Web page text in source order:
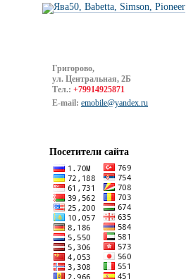
Ява50, Babetta, Simson, Pioneer
Григорово,
ул. Центральная, 2Б
Тел.: +79914925871
E-mail: emobile@yandex.ru
Посетители сайта